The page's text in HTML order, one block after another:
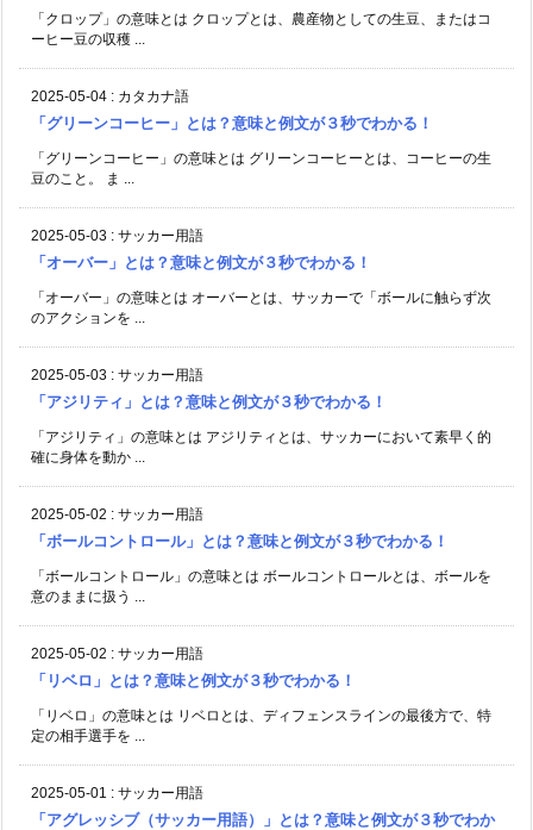
「クロップ」の意味とは クロップとは、農産物としての生豆、またはコ
ーヒー豆の収穫 ...
2025-05-04 : カタカナ語
「グリーンコーヒー」とは？意味と例文が３秒でわかる！
「グリーンコーヒー」の意味とは グリーンコーヒーとは、コーヒーの生
豆のこと。 ま ...
2025-05-03 : サッカー用語
「オーバー」とは？意味と例文が３秒でわかる！
「オーバー」の意味とは オーバーとは、サッカーで「ボールに触らず次
のアクションを ...
2025-05-03 : サッカー用語
「アジリティ」とは？意味と例文が３秒でわかる！
「アジリティ」の意味とは アジリティとは、サッカーにおいて素早く的
確に身体を動か ...
2025-05-02 : サッカー用語
「ボールコントロール」とは？意味と例文が３秒でわかる！
「ボールコントロール」の意味とは ボールコントロールとは、ボールを
意のままに扱う ...
2025-05-02 : サッカー用語
「リベロ」とは？意味と例文が３秒でわかる！
「リベロ」の意味とは リベロとは、ディフェンスラインの最後方で、特
定の相手選手を ...
2025-05-01 : サッカー用語
「アグレッシブ（サッカー用語）」とは？意味と例文が３秒でわか